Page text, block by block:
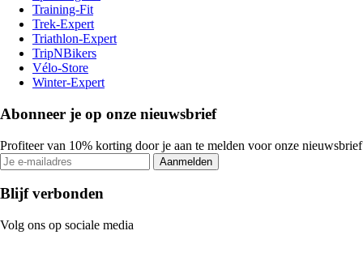
Training-Fit
Trek-Expert
Triathlon-Expert
TripNBikers
Vélo-Store
Winter-Expert
Abonneer je op onze nieuwsbrief
Profiteer van 10% korting door je aan te melden voor onze nieuwsbrief
Aanmelden
Blijf verbonden
Volg ons op sociale media